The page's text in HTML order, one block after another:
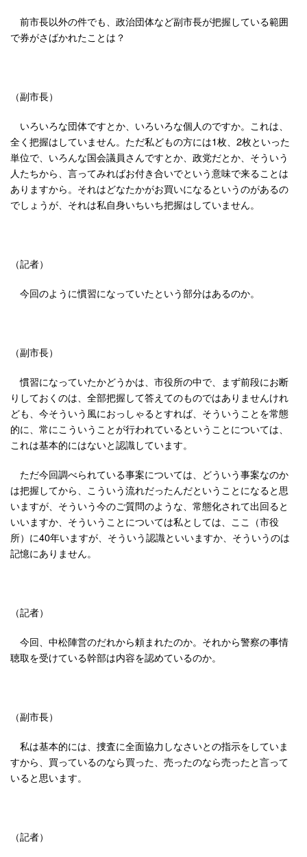
前市長以外の件でも、政治団体など副市長が把握している範囲
で券がさばかれたことは？
（副市長）
いろいろな団体ですとか、いろいろな個人のですか。これは、
全く把握はしていません。ただ私どもの方には1枚、2枚といった
単位で、いろんな国会議員さんですとか、政党だとか、そういう
人たちから、言ってみればお付き合いでという意味で来ることは
ありますから。それはどなたかがお買いになるというのがあるの
でしょうが、それは私自身いちいち把握はしていません。
（記者）
今回のように慣習になっていたという部分はあるのか。
（副市長）
慣習になっていたかどうかは、市役所の中で、まず前段にお断
りしておくのは、全部把握して答えてのものではありませんけれ
ども、今そういう風におっしゃるとすれば、そういうことを常態
的に、常にこういうことが行われているということについては、
これは基本的にはないと認識しています。
ただ今回調べられている事案については、どういう事案なのか
は把握してから、こういう流れだったんだということになると思
いますが、そういう今のご質問のような、常態化されて出回ると
いいますか、そういうことについては私としては、ここ（市役
所）に40年いますが、そういう認識といいますか、そういうのは
記憶にありません。
（記者）
今回、中松陣営のだれから頼まれたのか。それから警察の事情
聴取を受けている幹部は内容を認めているのか。
（副市長）
私は基本的には、捜査に全面協力しなさいとの指示をしていま
すから、買っているのなら買った、売ったのなら売ったと言って
いると思います。
（記者）